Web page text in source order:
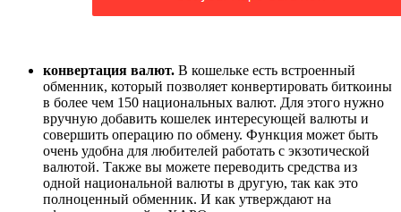
конвертация валют. В кошельке есть встроенный
обменник, который позволяет конвертировать биткоины
в более чем 150 национальных валют. Для этого нужно
вручную добавить кошелек интересующей валюты и
совершить операцию по обмену. Функция может быть
очень удобна для любителей работать с экзотической
валютой. Также вы можете переводить средства из
одной национальной валюты в другую, так как это
полноценный обменник. И как утверждают на